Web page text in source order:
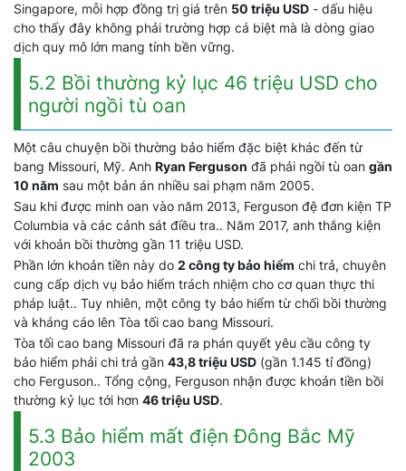
Singapore, mỗi hợp đồng trị giá trên 50 triệu USD - dấu hiệu
cho thấy đây không phải trường hợp cá biệt mà là dòng giao
dịch quy mô lớn mang tính bền vững.
5.2 Bồi thường kỷ lục 46 triệu USD cho
người ngồi tù oan
Một câu chuyện bồi thường bảo hiểm đặc biệt khác đến từ
bang Missouri, Mỹ. Anh Ryan Ferguson đã phải ngồi tù oan gần
10 năm sau một bản án nhiều sai phạm năm 2005.
Sau khi được minh oan vào năm 2013, Ferguson đệ đơn kiện TP
Columbia và các cảnh sát điều tra.. Năm 2017, anh thắng kiện
với khoản bồi thường gần 11 triệu USD.
Phần lớn khoản tiền này do 2 công ty bảo hiểm chi trả, chuyên
cung cấp dịch vụ bảo hiểm trách nhiệm cho cơ quan thực thi
pháp luật.. Tuy nhiên, một công ty bảo hiểm từ chối bồi thường
và kháng cáo lên Tòa tối cao bang Missouri.
Tòa tối cao bang Missouri đã ra phán quyết yêu cầu công ty
bảo hiểm phải chi trả gần 43,8 triệu USD (gần 1.145 tỉ đồng)
cho Ferguson.. Tổng cộng, Ferguson nhận được khoản tiền bồi
thường kỷ lục tới hơn 46 triệu USD.
5.3 Bảo hiểm mất điện Đông Bắc Mỹ
2003